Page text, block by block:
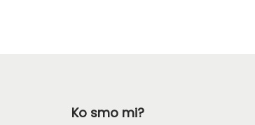
Ko smo mi?